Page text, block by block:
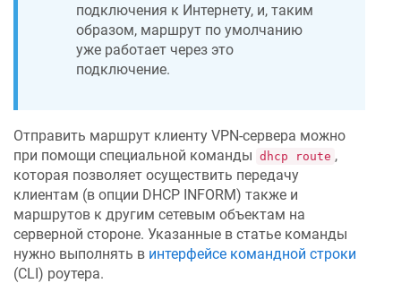
подключения к Интернету, и, таким
образом, маршрут по умолчанию
уже работает через это
подключение.
Отправить маршрут клиенту VPN-сервера можно
при помощи специальной команды dhcp route ,
которая позволяет осуществить передачу
клиентам (в опции DHCP INFORM) также и
маршрутов к другим сетевым объектам на
серверной стороне. Указанные в статье команды
нужно выполнять в интерфейсе командной строки
(CLI) роутера.